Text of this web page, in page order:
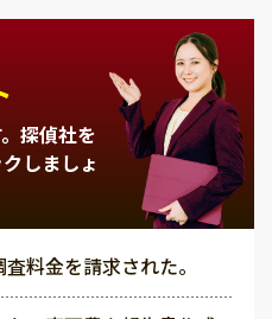
探偵社を
しましょ
料金を請求された。